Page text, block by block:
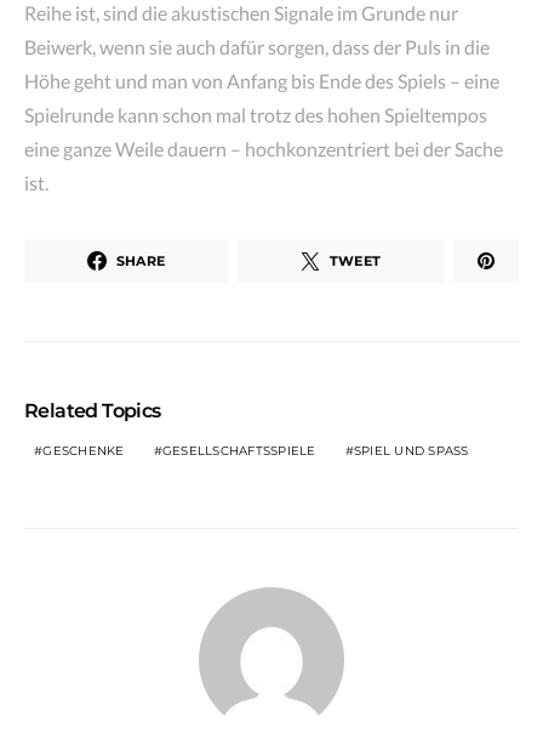
Reihe ist, sind die akustischen Signale im Grunde nur
Beiwerk, wenn sie auch dafür sorgen, dass der Puls in die
Höhe geht und man von Anfang bis Ende des Spiels – eine
Spielrunde kann schon mal trotz des hohen Spieltempos
eine ganze Weile dauern – hochkonzentriert bei der Sache
ist.
SHARE TWEET
Related Topics
GESCHENKE GESELLSCHAFTSSPIELE SPIEL UND SPASS